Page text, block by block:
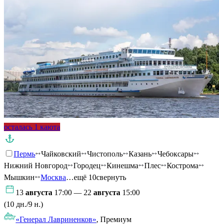
осталась 1 каюта
Пермь Чайковский Чистополь Казань
Чебоксары
Нижний Новгород
Городец Кинешма Плес
Кострома
Мышкин
Москва…ещё 10свернуть
13 августа 17:00 — 22 августа 15:00
(10 дн./9 н.)
«Генерал Лавриненков», Премиум